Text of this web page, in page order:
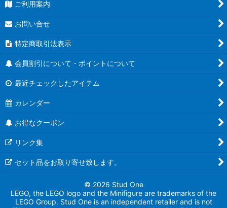
ご利用案内
お問い合せ
特定商取引法表示
会員割引について・ポイントについて
最近チェックしたアイテム
カレンダー
お得なクーポン
リンク集
セット品をお取り寄せ致します。
© 2026 Stud One
LEGO, the LEGO logo and the Minifigure are trademarks of the
LEGO Group. Stud One is an independent retailer and is not